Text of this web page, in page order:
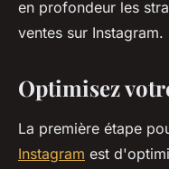
en profondeur les
ventes sur Instagram.
Optimisez
La première étape
Instagram est